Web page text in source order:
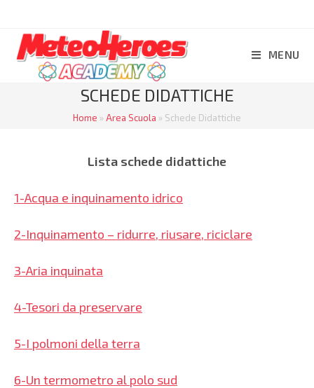
contenuto
MENU
SCHEDE DIDATTICHE
Home » Area Scuola » Schede Didattiche
Lista schede didattiche
1-Acqua e inquinamento idrico
2-Inquinamento – ridurre, riusare, riciclare
3-Aria inquinata
4-Tesori da preservare
5-I polmoni della terra
6-Un termometro al polo sud